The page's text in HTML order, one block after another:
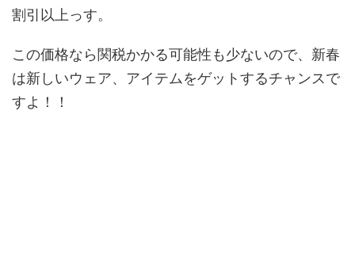
割引以上っす。
この価格なら関税かかる可能性も少ないので、新春
は新しいウェア、アイテムをゲットするチャンスで
すよ！！